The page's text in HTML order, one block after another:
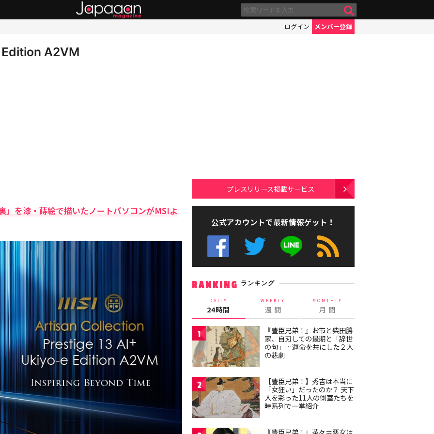
ログイン メンバー登録
A2VM
」を漆・蒔絵で描いたノートパソコンがMSIよ
プレスリリース掲載サービス
公式アカウントで最新情報ゲット！
RANKING ランキング
DAILY
24時間
WEEKLY
週 間
MONTHLY
月 間
1
『豊臣兄弟！』お市と柴田勝
家、自刃しての最期と「辞世
の句」…運命を共にした２人
の悲劇
2
【豊臣兄弟！】秀吉は本当に
「女狂い」だったのか？ 天下
人を彩った11人の側室たちを
時系列で一挙紹介
『豊臣兄弟！』茶々＝悪女は